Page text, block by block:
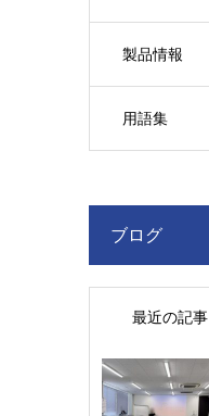
製品情報
用語集
ブログ
最近の記事